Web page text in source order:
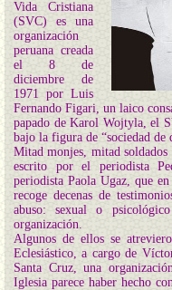
Vida Cristiana
(SVC) es una
organización
peruana creada
el 8 de
diciembre de
1971 por Luis
Fernando Figari, un laico
papado de Karol Wojtyla, el
bajo la figura de “sociedad de
Mitad monjes, mitad
escrito por el periodista
periodista Paola Ugaz, que
recoge decenas de
abuso: sexual o
organización.
Algunos de ellos se
Eclesiástico, a cargo de
Santa Cruz, una
Iglesia parece haber hecho